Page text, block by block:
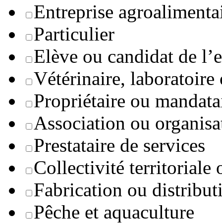
Entreprise
Particulier
Elève ou candidat de
Vétérinaire, laboratoire
Propriétaire ou
Association ou
Prestataire de services
Collectivité territoriale
Fabrication ou
Pêche et aquaculture